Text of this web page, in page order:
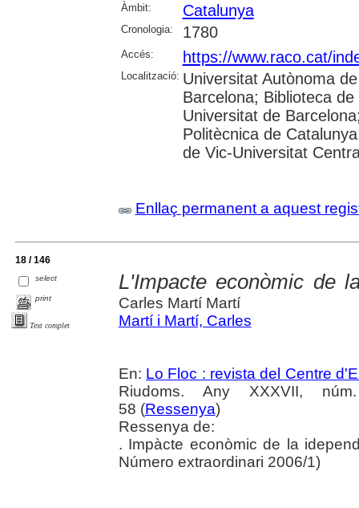
Àmbit:
Catalunya
Cronologia: 1780
Accés: https://www.raco.cat/
Localització: Universitat Autònoma
Barcelona; Biblioteca
Universitat de
Politècnica de
de Vic-Universitat
Enllaç permanent a aquest
18 / 146
select
print
Text complet
L'Impacte econòmic de
Carles Martí Martí
Martí i Martí, Carles
En: Lo Floc : revista del Centre
Riudoms. Any XXXVII,
58 (Ressenya)
Ressenya de:
. Impàcte econòmic de la
Número extraordinari 2006/1)